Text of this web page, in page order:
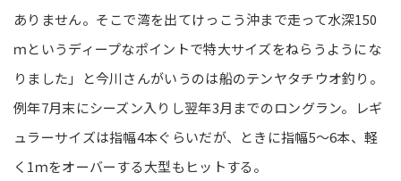
ありません。そこで湾を出てけっこう沖まで走って水深150
ｍというディープなポイントで特大サイズをねらうようにな
りました」と今川さんがいうのは船のテンヤタチウオ釣り。
例年7月末にシーズン入りし翌年3月までのロングラン。レギ
ュラーサイズは指幅4本ぐらいだが、ときに指幅5～6本、軽
く1ｍをオーバーする大型もヒットする。